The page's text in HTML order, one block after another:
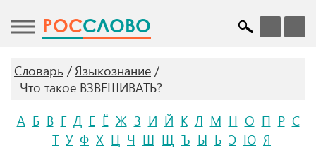
POCСЛОВО
Словарь
Языкознание
Что такое ВЗВЕШИВАТЬ?
А Б В Г Д Е Ё Ж З И Й К Л М Н О П Р С
Т У Ф Х Ц Ч Ш Щ Ъ Ы Ь Э Ю Я